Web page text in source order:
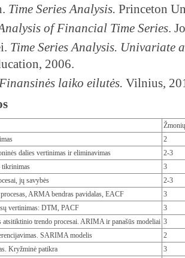
Time Series Analysis. Princeton
of Financial Time Series.
Time Series Analysis. Univariate
2006.
Finansinės laiko eilutės. Vilnius,
2
dalies vertinimas ir eliminavimas
2-3
tikrinimas
3
jų savybės
2-3
ARMA bendras pavidalas, EACF
3
vertinimas: DTM, PACF
3
atsitiktinio trendo procesai. ARIMA ir panašūs modeliai 3
SARIMA modelis
2
Kryžminė patikra
3